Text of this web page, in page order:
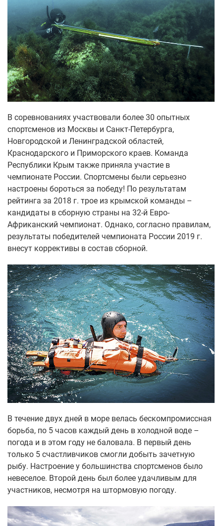
В соревнованиях участвовали более 30 опытных
спортсменов из Москвы и Санкт-Петербурга,
Новгородской и Ленинградской областей,
Краснодарского и Приморского краев. Команда
Республики Крым также приняла участие в
чемпионате России. Спортсмены были серьезно
настроены бороться за победу! По результатам
рейтинга за 2018 г. трое из крымской команды –
кандидаты в сборную страны на 32-й Евро-
Африканский чемпионат. Однако, согласно правилам,
результаты победителей чемпионата России 2019 г.
внесут коррективы в состав сборной.
В течение двух дней в море велась бескомпромиссная
борьба, по 5 часов каждый день в холодной воде –
погода и в этом году не баловала. В первый день
только 5 счастливчиков смогли добыть зачетную
рыбу. Настроение у большинства спортсменов было
невеселое. Второй день был более удачливым для
участников, несмотря на штормовую погоду.